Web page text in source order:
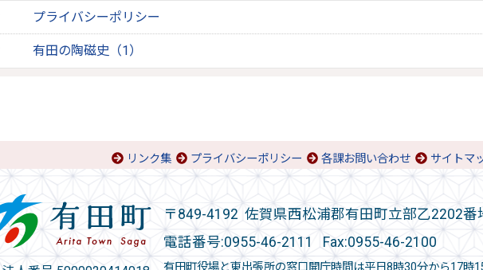
プライバシーポリシー
有田の陶磁史（1）
リンク集 プライバシーポリシー 各課お問い合わせ サイトマ
〒849-4192 佐賀県西松浦郡有田町立部乙2202番
電話番号:0955-46-2111 Fax:0955-46-2100
有田町役場と東出張所の窓口開庁時間は平日8時30分から17時